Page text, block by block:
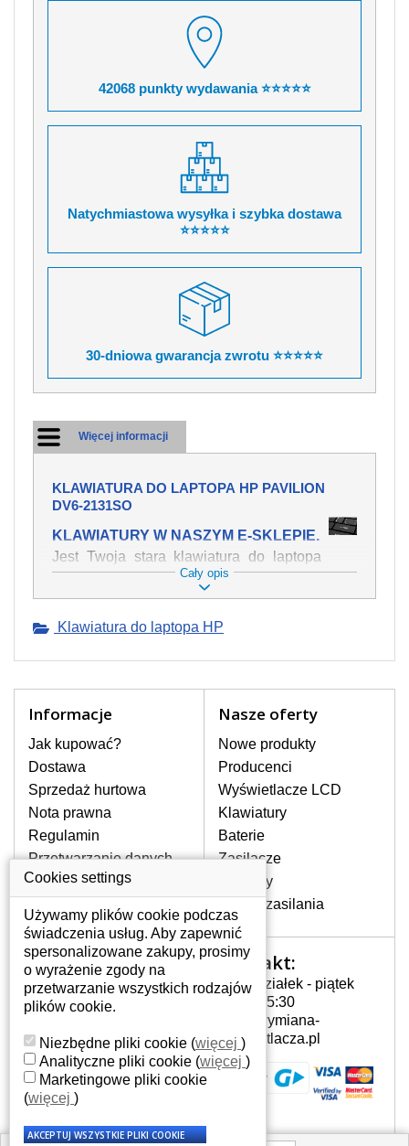
42068 punkty wydawania ⭐⭐⭐⭐⭐
Natychmiastowa wysyłka i szybka dostawa
⭐⭐⭐⭐⭐
30-dniowa gwarancja zwrotu ⭐⭐⭐⭐⭐
Więcej informacji
KLAWIATURA DO LAPTOPA HP PAVILION
DV6-2131SO
KLAWIATURY W NASZYM E-SKLEPIE.
Jest Twoja stara klawiatura do laptopa
HP Pavilion dv6-2131so mechanicznie
uszkodzona, polałeś ją płynem, który
swojej pozycji? Kup nową klawiaturę,
Oferujemy oryginalne klawiatury w
stronie internetowej ją znajdziesz za
pomocy wyszukiwarki. Wystarczy znać
model laptopa. Przy każdej klawiaturze
nie może brakować szczególowe zdjęcie
do aktualnego stanu naszego magazynu.
W JAKI SPOSÓB MOŻE SIĘ
PRZEJAWIAĆ USTERKA
Częstymi objawami są pomijanie liter
czy wyświetlanie innych liter oraz
dublowanie tych samych znaków. W
przypadku podlicia klawisze nie
powrócą do pierwotnej pozycji. Albo
też uszkodzenie mechaniczne, np.
JAK TO DZIAŁA?
Klawiatura składa się z kilku
warstw folii, z których przewodzą
przewodzące warstwy.
Cały opis
Klawiatura do laptopa HP
Informacje
Jak kupować?
Dostawa
Sprzedaż hurtowa
Nota prawna
Regulamin
Przetwarzanie danych
osobowych
Gdzie nas znajdziesz
Nasze oferty
Nowe produkty
Producenci
Wyświetlacze LCD
Klawiatury
Baterie
Zasilacze
Zawiasy
Złącza zasilania
Twoje konto
Twoje konto
Dane osobowe
Adresy
Historia zamówień
Kontakt:
Poniedziałek - piątek
7:00 - 15:30
info@wymiana-
wyswietlacza.pl
Cookies settings
Używamy plików cookie podczas
świadczenia usług. Aby zapewnić
spersonalizowane zakupy, prosimy
o wyrażenie zgody na
przetwarzanie wszystkich rodzajów
plików cookie.
Niezbędne pliki cookie (więcej )
Analityczne pliki cookie (więcej )
Marketingowe pliki cookie
(więcej )